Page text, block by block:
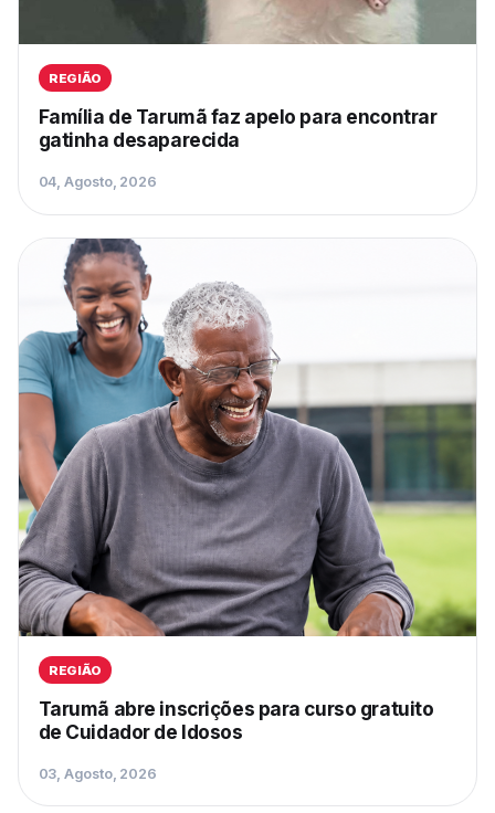
REGIÃO
Família de Tarumã faz apelo para encontrar
gatinha desaparecida
04, Agosto, 2026
REGIÃO
Tarumã abre inscrições para curso gratuito
de Cuidador de Idosos
03, Agosto, 2026